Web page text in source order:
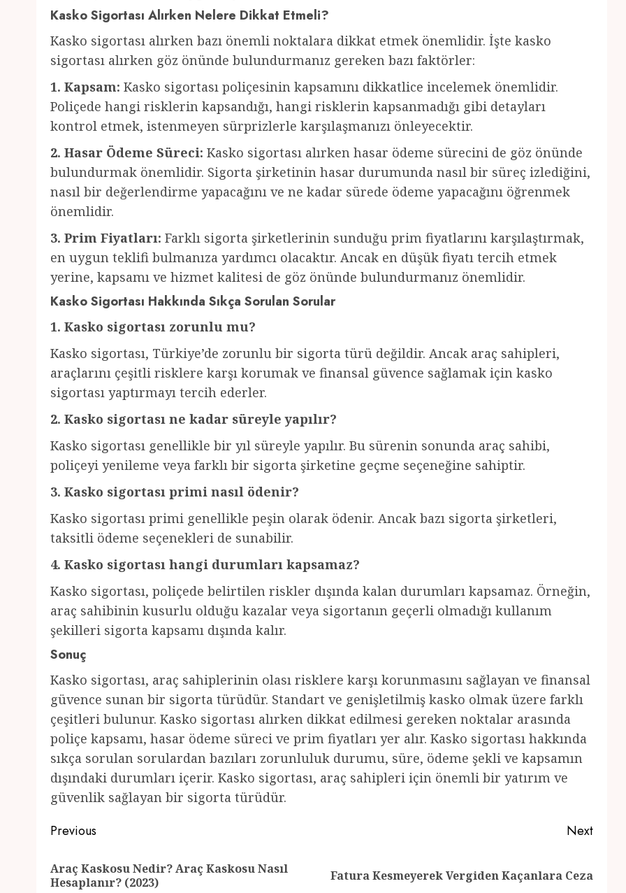
Kasko Sigortası Alırken Nelere Dikkat Etmeli?
Kasko sigortası alırken bazı önemli noktalara dikkat etmek önemlidir. İşte kasko
sigortası alırken göz önünde bulundurmanız gereken bazı faktörler:
1. Kapsam: Kasko sigortası poliçesinin kapsamını dikkatlice incelemek önemlidir.
Poliçede hangi risklerin kapsandığı, hangi risklerin kapsanmadığı gibi detayları
kontrol etmek, istenmeyen sürprizlerle karşılaşmanızı önleyecektir.
2. Hasar Ödeme Süreci: Kasko sigortası alırken hasar ödeme sürecini de göz önünde
bulundurmak önemlidir. Sigorta şirketinin hasar durumunda nasıl bir süreç izlediğini,
nasıl bir değerlendirme yapacağını ve ne kadar sürede ödeme yapacağını öğrenmek
önemlidir.
3. Prim Fiyatları: Farklı sigorta şirketlerinin sunduğu prim fiyatlarını karşılaştırmak,
en uygun teklifi bulmanıza yardımcı olacaktır. Ancak en düşük fiyatı tercih etmek
yerine, kapsamı ve hizmet kalitesi de göz önünde bulundurmanız önemlidir.
Kasko Sigortası Hakkında Sıkça Sorulan Sorular
1. Kasko sigortası zorunlu mu?
Kasko sigortası, Türkiye’de zorunlu bir sigorta türü değildir. Ancak araç sahipleri,
araçlarını çeşitli risklere karşı korumak ve finansal güvence sağlamak için kasko
sigortası yaptırmayı tercih ederler.
2. Kasko sigortası ne kadar süreyle yapılır?
Kasko sigortası genellikle bir yıl süreyle yapılır. Bu sürenin sonunda araç sahibi,
poliçeyi yenileme veya farklı bir sigorta şirketine geçme seçeneğine sahiptir.
3. Kasko sigortası primi nasıl ödenir?
Kasko sigortası primi genellikle peşin olarak ödenir. Ancak bazı sigorta şirketleri,
taksitli ödeme seçenekleri de sunabilir.
4. Kasko sigortası hangi durumları kapsamaz?
Kasko sigortası, poliçede belirtilen riskler dışında kalan durumları kapsamaz. Örneğin,
araç sahibinin kusurlu olduğu kazalar veya sigortanın geçerli olmadığı kullanım
şekilleri sigorta kapsamı dışında kalır.
Sonuç
Kasko sigortası, araç sahiplerinin olası risklere karşı korunmasını sağlayan ve finansal
güvence sunan bir sigorta türüdür. Standart ve genişletilmiş kasko olmak üzere farklı
çeşitleri bulunur. Kasko sigortası alırken dikkat edilmesi gereken noktalar arasında
poliçe kapsamı, hasar ödeme süreci ve prim fiyatları yer alır. Kasko sigortası hakkında
sıkça sorulan sorulardan bazıları zorunluluk durumu, süre, ödeme şekli ve kapsamın
dışındaki durumları içerir. Kasko sigortası, araç sahipleri için önemli bir yatırım ve
güvenlik sağlayan bir sigorta türüdür.
Post
navigation
Previous
Previous
Araç Kaskosu Nedir? Araç Kaskosu Nasıl
Hesaplanır? (2023)
Next
Next
Fatura Kesmeyerek Vergiden Kaçanlara Ceza